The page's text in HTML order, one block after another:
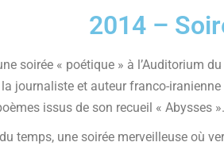
2014 –
soirée « poétique » à l’Auditorium
journaliste et auteur franco-iranienne
issus de son recueil « Abysses ».
temps, une soirée merveilleuse où